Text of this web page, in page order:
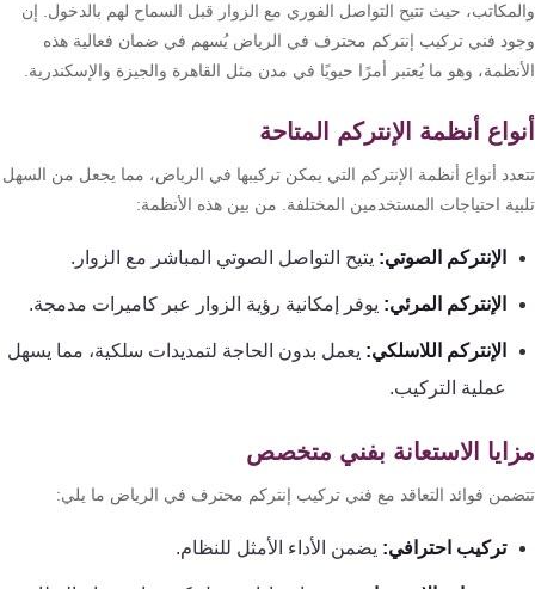
حيث تتيح التواصل الفوري مع الزوار قبل السماح لهم بالدخول. إن
فني تركيب إنتركم محترف في الرياض يُسهم في ضمان فعالية هذه
وهو ما يُعتبر أمرًا حيويًا في مدن مثل القاهرة والجيزة والإسكندرية.
أنظمة الإنتركم المتاحة
أنواع أنظمة الإنتركم التي يمكن تركيبها في الرياض، مما يجعل من السهل
احتياجات المستخدمين المختلفة. من بين هذه الأنظمة:
الإنتركم الصوتي: يتيح التواصل الصوتي المباشر مع الزوار.
الإنتركم المرئي: يوفر إمكانية رؤية الزوار عبر كاميرات مدمجة.
الإنتركم اللاسلكي: يعمل بدون الحاجة لتمديدات سلكية، مما يسهل
عملية التركيب.
الاستعانة بفني متخصص
فوائد التعاقد مع فني تركيب إنتركم محترف في الرياض ما يلي:
تركيب احترافي: يضمن الأداء الأمثل للنظام.